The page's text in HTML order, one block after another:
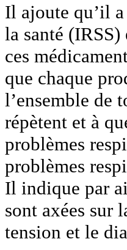
Il ajoute qu’il
la santé
ces
que chaque
l’ensemble de
répètent et à
problèmes
problèmes
Il indique par
sont axées sur
tension et le